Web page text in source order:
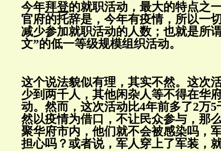
今年拜登的就职活动，最大的特点之
官府的托辞是，今年有疫情，所以一
减少参加就职活动的人数；也就是所
文”的低一等级规模组织活动。
这个说法貌似有理，其实不然。这次
少到两千人，其他闲杂人等不得在华
动。然而，这次活动比4年前多了2万
然以疫情为借口，不让民众参与，那
聚华府市内，他们就不会被感染吗，
担心吗？或者说，军人穿上了军装，